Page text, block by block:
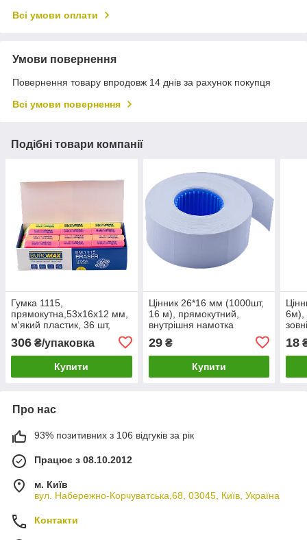
Всі умови оплати
Умови повернення
Повернення товару впродовж 14 днів за рахунок покупця
Всі умови повернення
Подібні товари компанії
Гумка 1115,
прямокутна,53x16x12 мм,
м'який пластик, 36 шт,
306 ₴/упаковка
Купити
Цінник 26*16 мм (1000шт,
16 м), прямокутний,
внутрішня намотка
29₴
Купити
6м),
18
Про нас
93% позитивних з 106 відгуків за рік
Працює з 08.10.2012
м. Київ
вул. Набережно-Корчуватська,68, 03045, Київ, Україна
Контакти